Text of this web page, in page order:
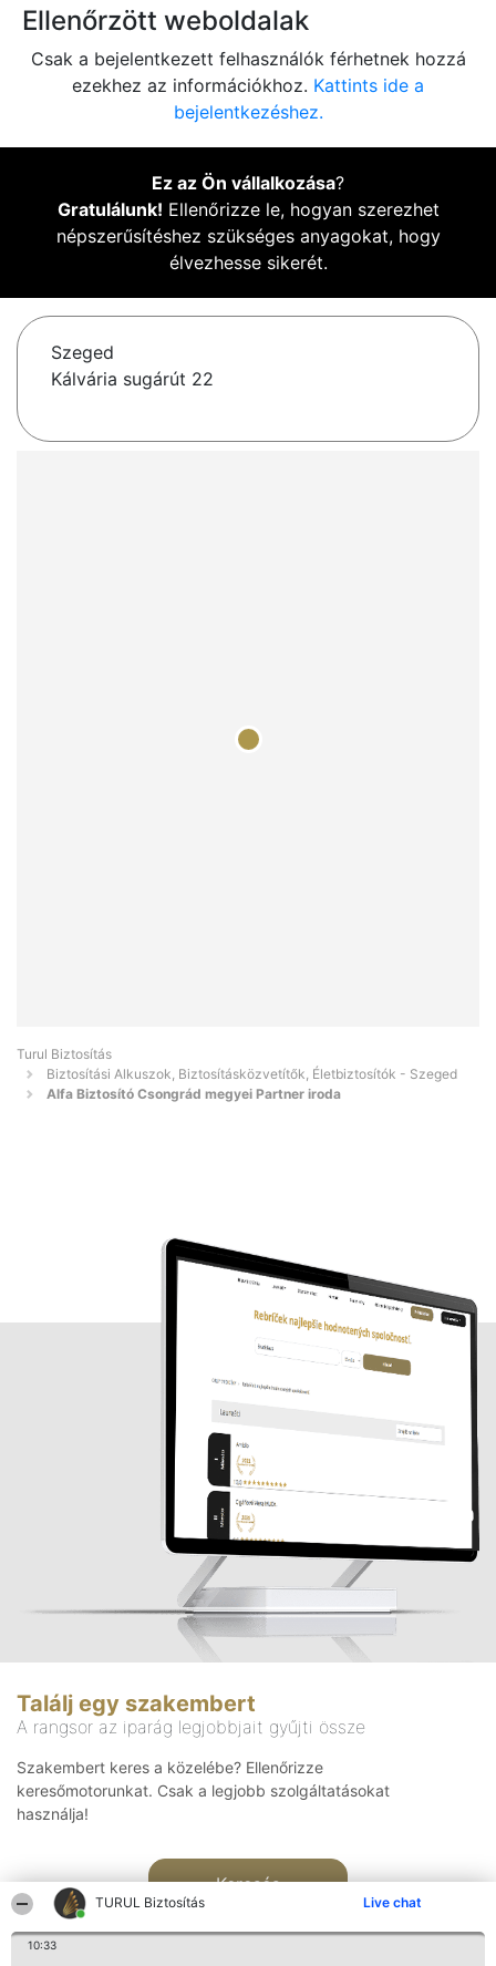
TURUL Biztosítás Live chat
10:33
Ellenőrzött weboldalak
Csak a bejelentkezett felhasználók férhetnek hozzá
ezekhez az információkhoz. Kattints ide a
bejelentkezéshez.
Ez az Ön vállalkozása?
Gratulálunk! Ellenőrizze le, hogyan szerezhet
népszerűsítéshez szükséges anyagokat, hogy
élvezhesse sikerét.
Szeged
Kálvária sugárút 22
Turul Biztosítás
Biztosítási Alkuszok, Biztosításközvetítők, Életbiztosítók - Szeged
Alfa Biztosító Csongrád megyei Partner iroda
Találj egy szakembert
A rangsor az iparág legjobbjait gyűjti össze
Szakembert keres a közelébe? Ellenőrizze
keresőmotorunkat. Csak a legjobb szolgáltatásokat
használja!
Keresés